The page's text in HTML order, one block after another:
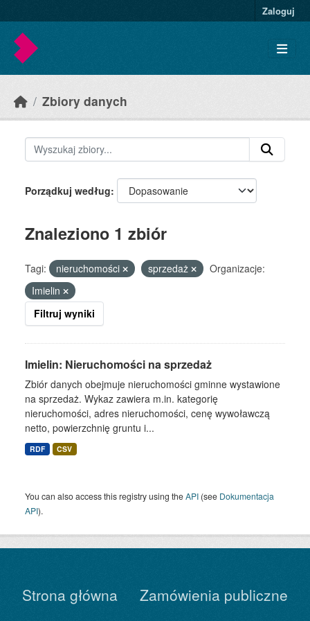
Zaloguj
Zbiory danych
Porządkuj według
Znaleziono 1 zbiór
Tagi: nieruchomości sprzedaż
Organizacje:
Imielin
Filtruj wyniki
Imielin: Nieruchomości na sprzedaż
Zbiór danych obejmuje nieruchomości gminne wystawione
na sprzedaż. Wykaz zawiera m.in. kategorię
nieruchomości, adres nieruchomości, cenę wywoławczą
netto, powierzchnię gruntu i...
RDF CSV
You can also access this registry using theAPI (see Dokumentacja
API).
Strona główna
Zamówienia publiczne